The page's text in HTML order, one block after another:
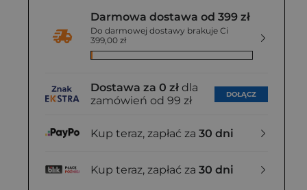
Darmowa dostawa od 399 zł
Do darmowej dostawy brakuje Ci
399,00 zł
Dostawa za 0 zł dla
zamówień od 99 zł
DOŁĄCZ
Kup teraz, zapłać za 30 dni
Kup teraz, zapłać za 30 dni